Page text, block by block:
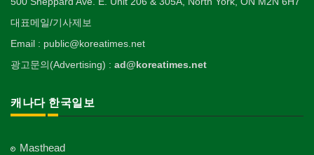
대표메일/기사제보
Email : public@koreatimes.net
광고문의(Advertising) : ad@koreatimes.net
캐나다 한국일보
Masthead